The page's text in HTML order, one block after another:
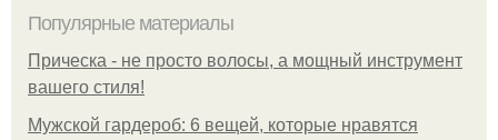
Популярные материалы
Прическа - не просто волосы, а мощный инструмент
вашего стиля!
Мужской гардероб: 6 вещей, которые нравятся